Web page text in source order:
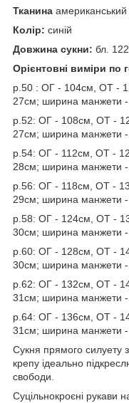
Тканина американський
Колір: синій
Довжина сукни: бл.
Орієнтовні виміри по
р.50 : ОГ - 104см, ОТ -
27см; ширина манжети
р.52: ОГ - 108см, ОТ -
27см; ширина манжети
р.54: ОГ - 112см, ОТ -
28см; ширина манжети
р.56: ОГ - 118см, ОТ -
29см; ширина манжети
р.58: ОГ - 124см, ОТ -
30см; ширина манжети
р.60: ОГ - 128см, ОТ -
30см; ширина манжети
р.62: ОГ - 132см, ОТ -
31см; ширина манжети
р.64: ОГ - 136см, ОТ -
31см; ширина манжети
Сукня прямого силуету
крепу ідеально
свободи.
Суцільнокроєні рукави